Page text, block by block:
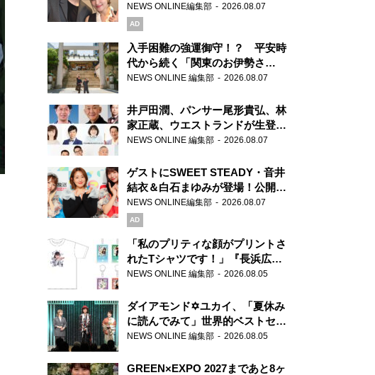
NEWS ONLINE編集部 2026.08.07
AD
入手困難の強運御守！？ 平安時
代から続く「関東のお伊勢さ
ま」、芝大神宮にてランパンプス
NEWS ONLINE 編集部 2026.08.07
井戸田潤、パンサー尾形貴弘、林
家正蔵、ウエストランドが生登
場！『ラジオビバリー昼ズ』
NEWS ONLINE 編集部 2026.08.07
ゲストにSWEET STEADY・音井
結衣＆白石まゆみが登場！公開収
録で素顔全開！
NEWS ONLINE編集部 2026.08.07
AD
「私のプリティな顔がプリントさ
れたTシャツです！」『長浜広奈
天下無双』初の番組グッズ発売
NEWS ONLINE 編集部 2026.08.05
ダイアモンド✡ユカイ、「夏休み
に読んでみて」世界的ベストセラ
ー『アナスタシア』を紹介
NEWS ONLINE 編集部 2026.08.05
GREEN×EXPO 2027まであと8ヶ